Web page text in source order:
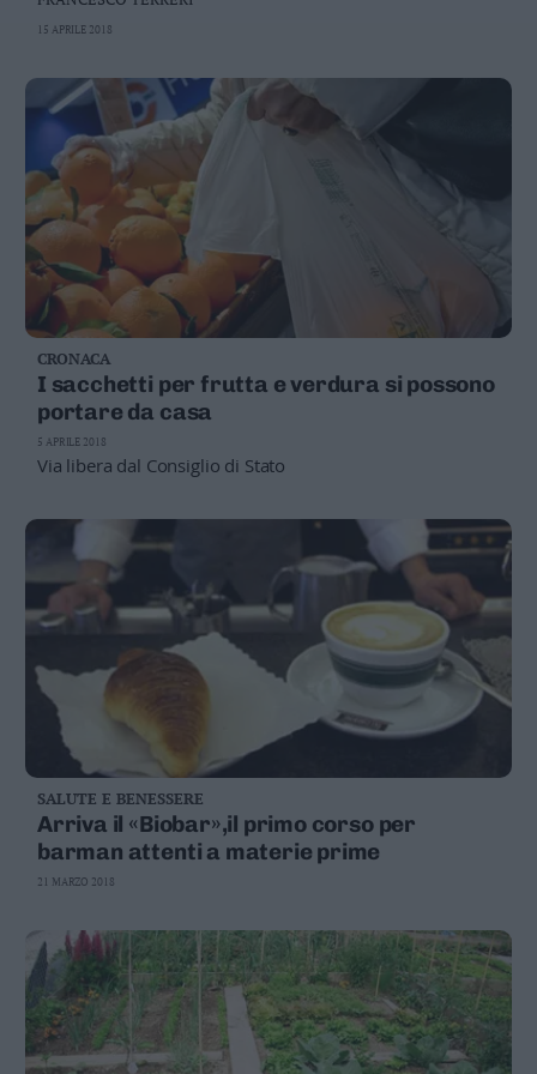
15 APRILE 2018
CRONACA
I sacchetti per frutta e verdura si possono
portare da casa
Via libera dal Consiglio di Stato
5 APRILE 2018
SALUTE E BENESSERE
Arriva il «Biobar»,il primo corso per
barman attenti a materie prime
21 MARZO 2018